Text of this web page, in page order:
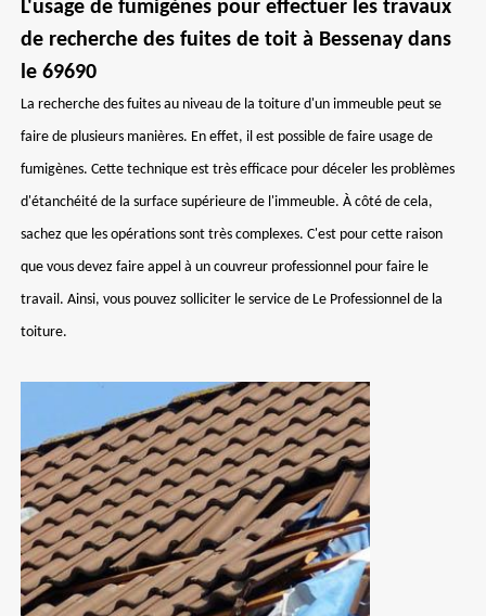
L'usage de fumigènes pour effectuer les travaux
de recherche des fuites de toit à Bessenay dans
le 69690
La recherche des fuites au niveau de la toiture d'un immeuble peut se
faire de plusieurs manières. En effet, il est possible de faire usage de
fumigènes. Cette technique est très efficace pour déceler les problèmes
d'étanchéité de la surface supérieure de l'immeuble. À côté de cela,
sachez que les opérations sont très complexes. C'est pour cette raison
que vous devez faire appel à un couvreur professionnel pour faire le
travail. Ainsi, vous pouvez solliciter le service de Le Professionnel de la
toiture.